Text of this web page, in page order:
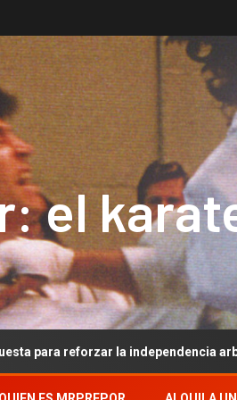
el
la independencia arbitral